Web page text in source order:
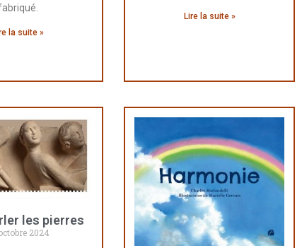
la suite »
Lire la suite »
les pierres
2024